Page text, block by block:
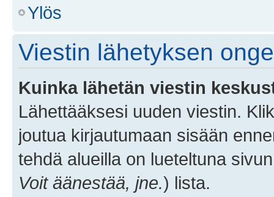
Ylös
Viestin lähetyksen
Kuinka lähetän viestin
Lähettääksesi uuden viestin.
joutua kirjautumaan sisään
tehdä alueilla on lueteltuna
Voit äänestää, jne.) lista.